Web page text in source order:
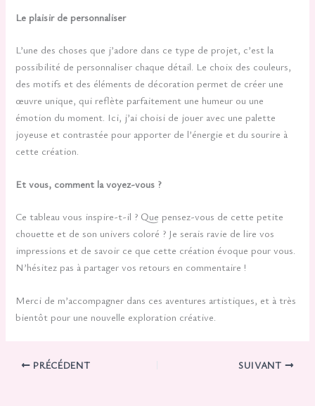
Le plaisir de personnaliser
L’une des choses que j’adore dans ce type de projet, c’est la
possibilité de personnaliser chaque détail. Le choix des couleurs,
des motifs et des éléments de décoration permet de créer une
œuvre unique, qui reflète parfaitement une humeur ou une
émotion du moment. Ici, j’ai choisi de jouer avec une palette
joyeuse et contrastée pour apporter de l’énergie et du sourire à
cette création.
Et vous, comment la voyez-vous ?
Ce tableau vous inspire-t-il ? Que pensez-vous de cette petite
chouette et de son univers coloré ? Je serais ravie de lire vos
impressions et de savoir ce que cette création évoque pour vous.
N’hésitez pas à partager vos retours en commentaire !
Merci de m’accompagner dans ces aventures artistiques, et à très
bientôt pour une nouvelle exploration créative.
PRÉCÉDENT SUIVANT